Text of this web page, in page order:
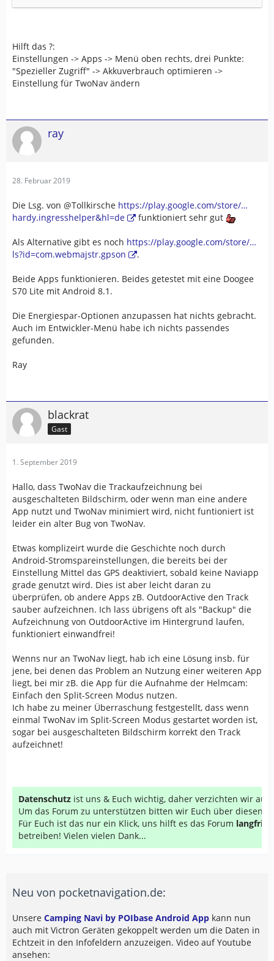
Hilft das ?:
Einstellungen -> Apps -> Menü oben rechts, drei Punkte:
"Spezieller Zugriff" -> Akkuverbrauch optimieren ->
Einstellung für TwoNav ändern
ray
28. Februar 2019
Die Lsg. von @Tollkirsche https://play.google.com/store/…
hardy.ingresshelper&hl=de
funktioniert sehr gut
Als Alternative gibt es noch https://play.google.com/store/…
ls?id=com.webmajstr.gpson
.
Beide Apps funktionieren. Beides getestet mit eine Doogee
S70 Lite mit Android 8.1.
Die Energiespar-Optionen anzupassen hat nichts gebracht.
Auch im Entwickler-Menü habe ich nichts passendes
gefunden.
Ray
blackrat
Gast
1. September 2019
Hallo, dass TwoNav die Trackaufzeichnung bei
ausgeschalteten Bildschirm, oder wenn man eine andere
App nutzt und TwoNav minimiert wird, nicht funtioniert ist
leider ein alter Bug von TwoNav.
Etwas komplizeirt wurde die Geschichte noch durch
Android-Stromspareinstellungen, die bereits bei der
Einstellung Mittel das GPS deaktiviert, sobald keine Naviapp
grade genutzt wird. Dies ist aber leicht daran zu
überprüfen, ob andere Apps zB. OutdoorActive den Track
sauber aufzeichnen. Ich lass übrigens oft als "Backup" die
Aufzeichnung von OutdoorActive im Hintergrund laufen,
funktioniert einwandfrei!
Wenns nur an TwoNav liegt, hab ich eine Lösung insb. für
jene, bei denen das Problem an Nutzung einer weiteren App
liegt, bei mir zB. die App für die Aufnahme der Helmcam:
Einfach den Split-Screen Modus nutzen.
Ich habe zu meiner Überraschung festgestellt, dass wenn
einmal TwoNav im Split-Screen Modus gestartet worden ist,
sogar bei ausgeschalteten Bildschirm korrekt den Track
aufzeichnet!
Datenschutz ist uns & Euch wichtig, daher verzichten wir auf
Um das Forum zu unterstützen bitten wir Euch über diesen
Für Euch ist das nur ein Klick, uns hilft es das Forum
betreiben! Vielen vielen Dank...
Neu von pocketnavigation.de:
Unsere Camping Navi by POIbase Android App kann nun
auch mit Victron Geräten gekoppelt werden um die Daten in
Echtzeit in den Infofeldern anzuzeigen. Video auf Youtube
ansehen: